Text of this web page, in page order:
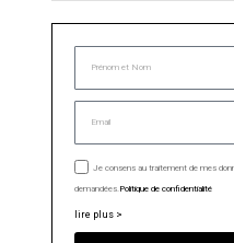
Je consens au traitement de mes
demandées. Politique de confidentialité
lire plus >